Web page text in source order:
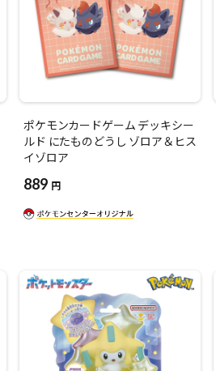
ポケモンカードゲーム デッキシー
ルド にたものどうし ゾロア＆ヒス
イゾロア
889 円